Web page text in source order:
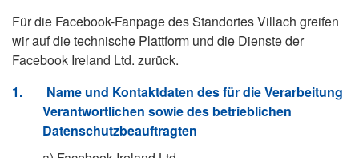
Für die Facebook-Fanpage des Standortes Villach greifen
wir auf die technische Plattform und die Dienste der
Facebook Ireland Ltd. zurück.
1.
Name und Kontaktdaten des für die Verarbeitung
Verantwortlichen sowie des betrieblichen
Datenschutzbeauftragten